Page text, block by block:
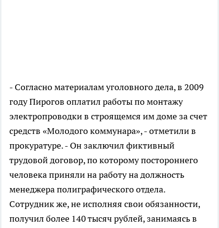
- Согласно материалам уголовного дела, в 2009
году Пирогов оплатил работы по монтажу
электропроводки в строящемся им доме за счет
средств «Молодого коммунара», - отметили в
прокуратуре. - Он заключил фиктивный
трудовой договор, по которому постороннего
человека приняли на работу на должность
менеджера полиграфического отдела.
Сотрудник же, не исполняя свои обязанности,
получил более 140 тысяч рублей, занимаясь в